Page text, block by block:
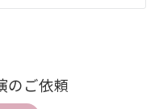
のご依頼